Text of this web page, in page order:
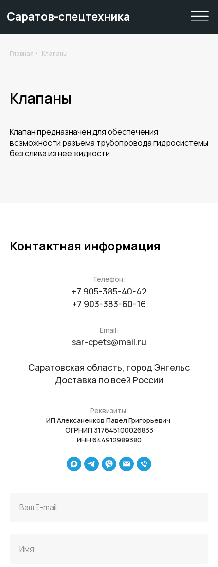
Саратов-спецтехника
Главная / Клапаны
Клапаны
Клапан предназначен для обеспечения
возможности разъема трубопровода гидросистемы
без слива из нее жидкости.
Контактная информация
Телефон:
+7 905-385-40-42
+7 903-383-60-16
Email:
sar-cpets@mail.ru
Саратовская область, город Энгельс
Доставка по всей России
Реквизиты:
ИП Алексаненков Павел Григорьевич
ОГРНИП 317645100026833
ИНН 644912989380